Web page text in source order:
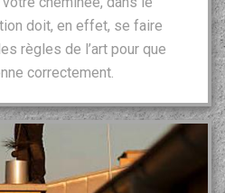
doit, en effet, se faire
règles de l’art pour que
correctement.